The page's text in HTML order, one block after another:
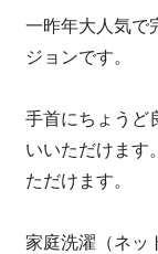
一昨年大人気で
ジョンです。
手首にちょうど
いいただけます
ただけます。
家庭洗濯（ネッ